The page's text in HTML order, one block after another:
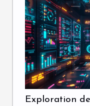
Exploration